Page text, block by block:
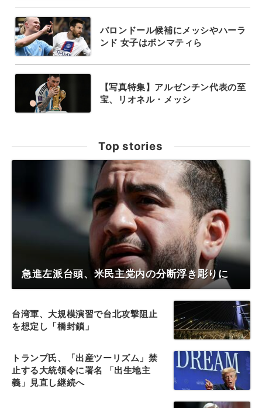
バロンドール候補にメッシやハーラ
ンド 女子はボンマティら
【写真特集】アルゼンチン代表の至
宝、リオネル・メッシ
Top stories
急進左派台頭、米民主党内の分断浮き彫りに
台湾軍、大規模演習で台北攻撃阻止
を想定し「橋封鎖」
トランプ氏、「出産ツーリズム」禁
止する大統領令に署名 「出生地主
義」見直し継続へ